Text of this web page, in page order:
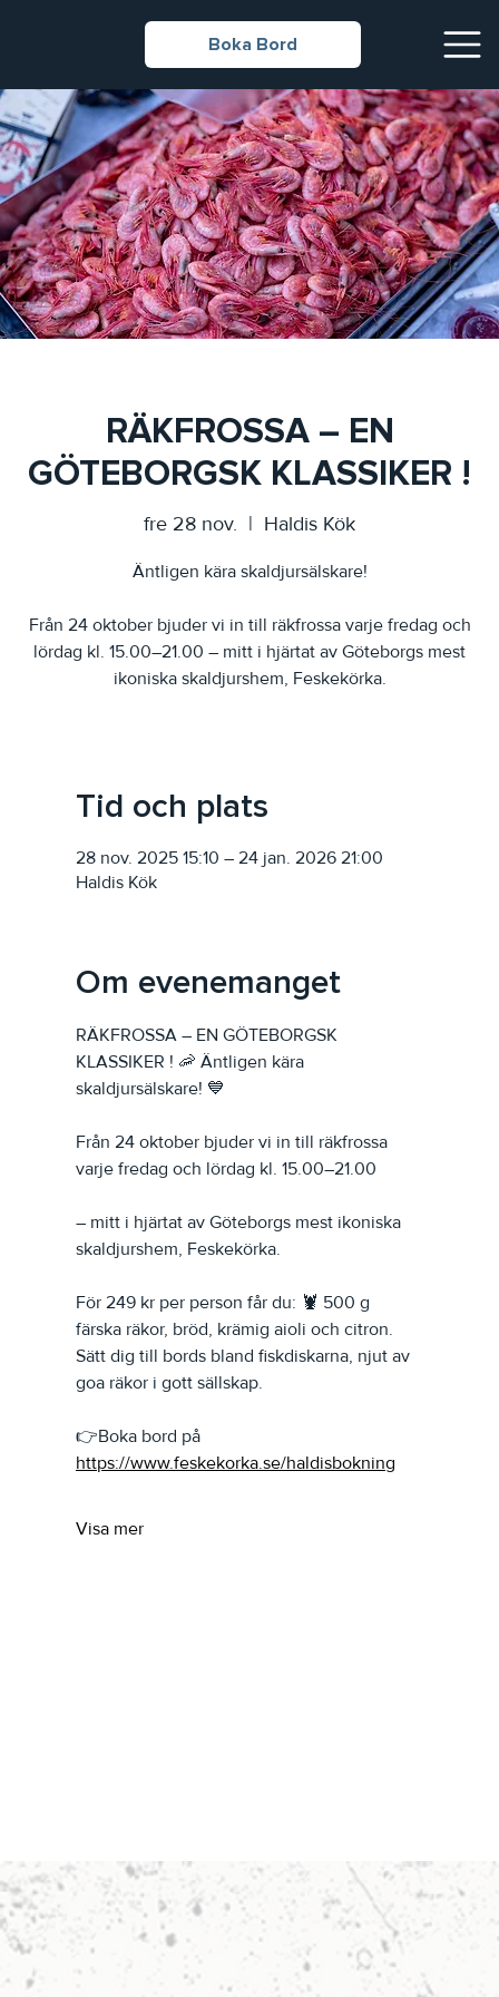
Boka Bord
RÄKFROSSA – EN
GÖTEBORGSK KLASSIKER !
fre 28 nov.
  |
Haldis Kök
Äntligen kära skaldjursälskare!
Från 24 oktober bjuder vi in till räkfrossa varje fredag och
lördag kl. 15.00–21.00 – mitt i hjärtat av Göteborgs mest
ikoniska skaldjurshem, Feskekörka.
Tid och plats
28 nov. 2025 15:10 – 24 jan. 2026 21:00
Haldis Kök
Om evenemanget
RÄKFROSSA – EN GÖTEBORGSK
KLASSIKER ! 🦐 Äntligen kära
skaldjursälskare! 💙
Från 24 oktober bjuder vi in till räkfrossa
varje fredag och lördag kl. 15.00–21.00
– mitt i hjärtat av Göteborgs mest ikoniska
skaldjurshem, Feskekörka.
För 249 kr per person får du: 🦞 500 g
färska räkor, bröd, krämig aioli och citron.
Sätt dig till bords bland fiskdiskarna, njut av
goa räkor i gott sällskap.
👉Boka bord på
https://www.feskekorka.se/haldisbokning
Visa mer